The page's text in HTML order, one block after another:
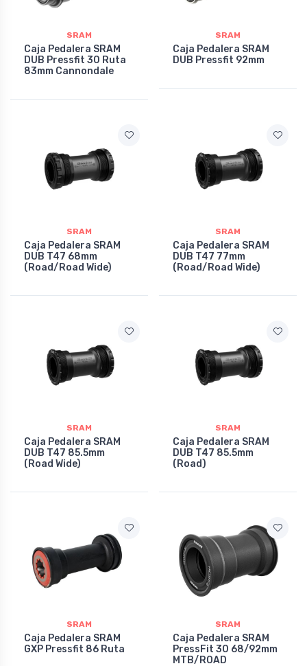
SRAM
Caja Pedalera SRAM
DUB Pressfit 30 Ruta
83mm Cannondale
SRAM
Caja Pedalera SRAM
DUB Pressfit 92mm
SRAM
Caja Pedalera SRAM
DUB T47 68mm
(Road/Road Wide)
SRAM
Caja Pedalera SRAM
DUB T47 77mm
(Road/Road Wide)
SRAM
Caja Pedalera SRAM
DUB T47 85.5mm
(Road Wide)
SRAM
Caja Pedalera SRAM
DUB T47 85.5mm
(Road)
SRAM
Caja Pedalera SRAM
GXP Pressfit 86 Ruta
SRAM
Caja Pedalera SRAM
PressFit 30 68/92mm
MTB/ROAD